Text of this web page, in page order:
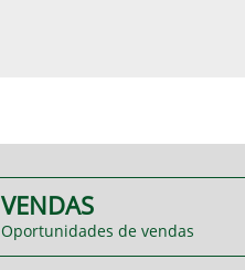
VENDAS
Oportunidades de vendas